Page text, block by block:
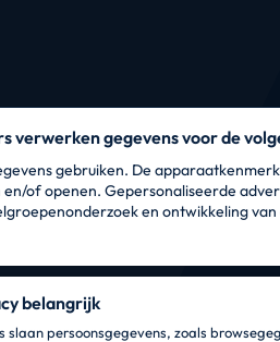
Waar kun je ons
Retailers
verwerken gegevens voor de
gebruiken. De
of openen. Gepersonaliseerde
en ontwikkeling van
belangrijk
slaan persoonsgegevens, zoals